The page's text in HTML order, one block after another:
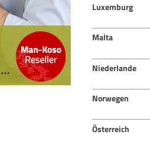
Luxemburg
Malta
Niederlande
Norwegen
Österreich